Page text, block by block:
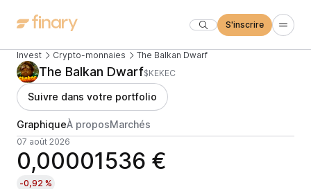
S'inscrire
Invest Crypto-monnaies The Balkan Dwarf
The Balkan Dwarf$KEKEC
Suivre dans votre portfolio
GraphiqueÀ proposMarchés
07 août 2026
0,00001536 €
-0,92 %